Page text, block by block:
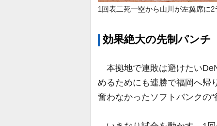
1回表二死一塁から山川が左翼席に
効果絶大の先制パンチ
本拠地で連敗は避けたい
めるためにも連勝で福岡へ帰
奮わなかったソフトバンクの